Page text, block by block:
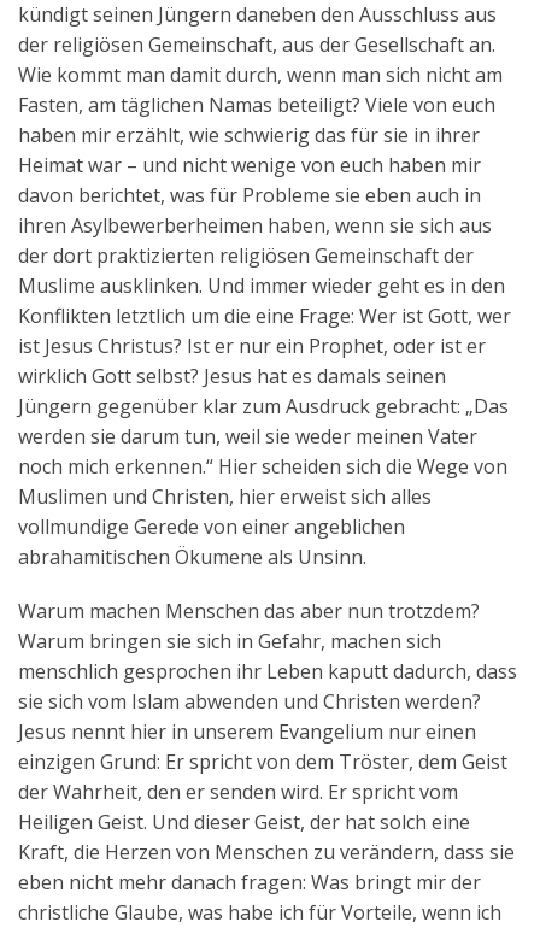
kündigt seinen Jüngern daneben den Ausschluss aus
der religiösen Gemeinschaft, aus der Gesellschaft an.
Wie kommt man damit durch, wenn man sich nicht am
Fasten, am täglichen Namas beteiligt? Viele von euch
haben mir erzählt, wie schwierig das für sie in ihrer
Heimat war – und nicht wenige von euch haben mir
davon berichtet, was für Probleme sie eben auch in
ihren Asylbewerberheimen haben, wenn sie sich aus
der dort praktizierten religiösen Gemeinschaft der
Muslime ausklinken. Und immer wieder geht es in den
Konflikten letztlich um die eine Frage: Wer ist Gott, wer
ist Jesus Christus? Ist er nur ein Prophet, oder ist er
wirklich Gott selbst? Jesus hat es damals seinen
Jüngern gegenüber klar zum Ausdruck gebracht: „Das
werden sie darum tun, weil sie weder meinen Vater
noch mich erkennen.“ Hier scheiden sich die Wege von
Muslimen und Christen, hier erweist sich alles
vollmundige Gerede von einer angeblichen
abrahamitischen Ökumene als Unsinn.
Warum machen Menschen das aber nun trotzdem?
Warum bringen sie sich in Gefahr, machen sich
menschlich gesprochen ihr Leben kaputt dadurch, dass
sie sich vom Islam abwenden und Christen werden?
Jesus nennt hier in unserem Evangelium nur einen
einzigen Grund: Er spricht von dem Tröster, dem Geist
der Wahrheit, den er senden wird. Er spricht vom
Heiligen Geist. Und dieser Geist, der hat solch eine
Kraft, die Herzen von Menschen zu verändern, dass sie
eben nicht mehr danach fragen: Was bringt mir der
christliche Glaube, was habe ich für Vorteile, wenn ich